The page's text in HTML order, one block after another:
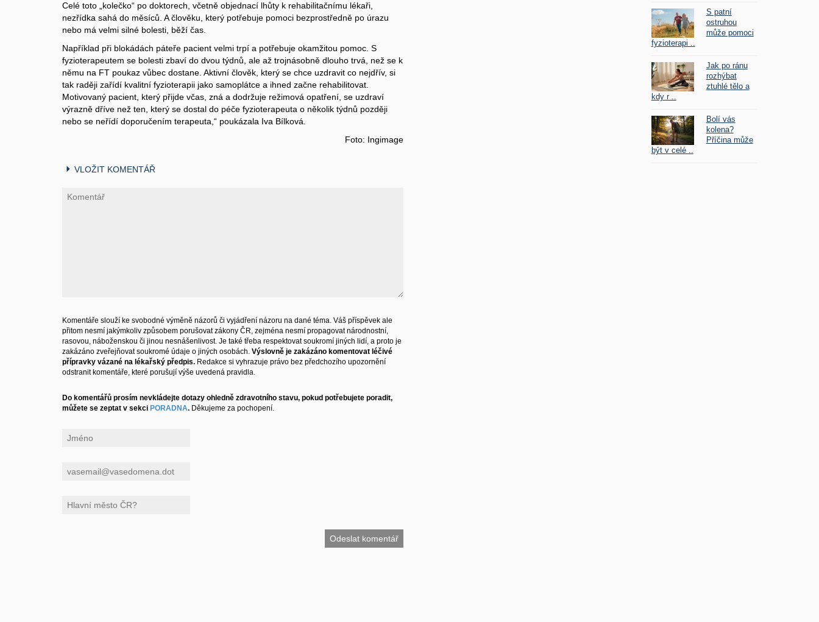
Celé toto „kolečko“ po doktorech, včetně objednací lhůty k rehabilitačnímu lékaři,
nezřídka sahá do měsíců. A člověku, který potřebuje pomoci bezprostředně po úrazu
nebo má velmi silné bolesti, běží čas.
Například při blokádách páteře pacient velmi trpí a potřebuje okamžitou pomoc. S
fyzioterapeutem se bolesti zbaví do dvou týdnů, ale až trojnásobně dlouho trvá, než se k
němu na FT poukaz vůbec dostane. Aktivní člověk, který se chce uzdravit co nejdřív, si
tak raději zařídí kvalitní fyzioterapii jako samoplátce a ihned začne rehabilitovat.
Motivovaný pacient, který přijde včas, zná a dodržuje režimová opatření, se uzdraví
výrazně dříve než ten, který se dostal do péče fyzioterapeuta o několik týdnů později
nebo se neřídí doporučením terapeuta,“ poukázala Iva Bílková.
Foto: Ingimage
VLOŽIT KOMENTÁŘ
Komentáře slouží ke svobodné výměně názorů či vyjádření názoru na dané téma. Váš příspěvek ale
přitom nesmí jakýmkoliv způsobem porušovat zákony ČR, zejména nesmí propagovat národnostní,
rasovou, náboženskou či jinou nesnášenlivost. Je také třeba respektovat soukromí jiných lidí, a proto je
zakázáno zveřejňovat soukromé údaje o jiných osobách. Výslovně je zakázáno komentovat léčivé
přípravky vázané na lékařský předpis. Redakce si vyhrazuje právo bez předchozího upozornění
odstranit komentáře, které porušují výše uvedená pravidla.
Do komentářů prosím nevkládejte dotazy ohledně zdravotního stavu, pokud potřebujete poradit,
můžete se zeptat v sekci PORADNA. Děkujeme za pochopení.
S patní
ostruhou
může pomoci
fyzioterapi ..
Jak po ránu
rozhýbat
ztuhlé tělo a
kdy r ..
Bolí vás
kolena?
Příčina může
být v celé ..